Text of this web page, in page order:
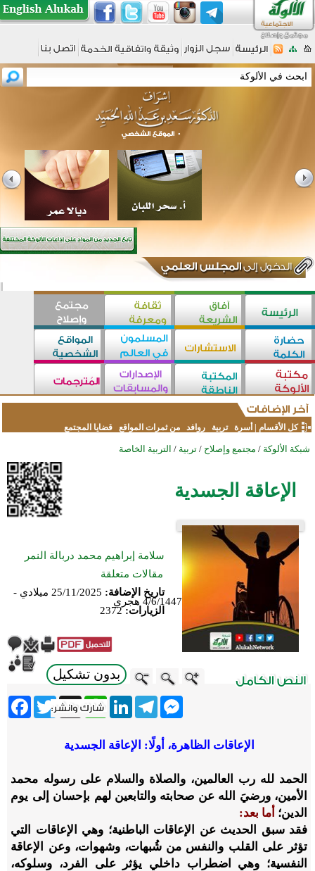
كل الأقسام أسرة تربية روافد من ثمرات المواقع قضايا المجتمع
شبكة الألوكة / مجتمع وإصلاح / تربية / التربية الخاصة
الإعاقة الجسدية
سلامة إبراهيم محمد دربالة النمر
مقالات متعلقة
تاريخ الإضافة:
25/11/2025 ميلادي -
4/6/1447 هجري
الزيارات:2372
بدون تشكيل
Twitter X
WhatsApp
LinkedInTelegram
Messenger
الإعاقات الظاهرة، أولًا: الإعاقة الجسدية
الحمد لله رب العالمين، والصلاة والسلام على رسوله محمد
الأمين، ورضيَ الله عن صحابته والتابعين لهم بإحسان إلى يوم
الدين؛ أما بعد:
فقد سبق الحديث عن الإعاقات الباطنية؛ وهي الإعاقات التي
تؤثر على القلب والنفس من شُبهات، وشهوات، وعن الإعاقة
النفسية؛ وهي اضطراب داخلي يؤثر على الفرد، وسلوكه،